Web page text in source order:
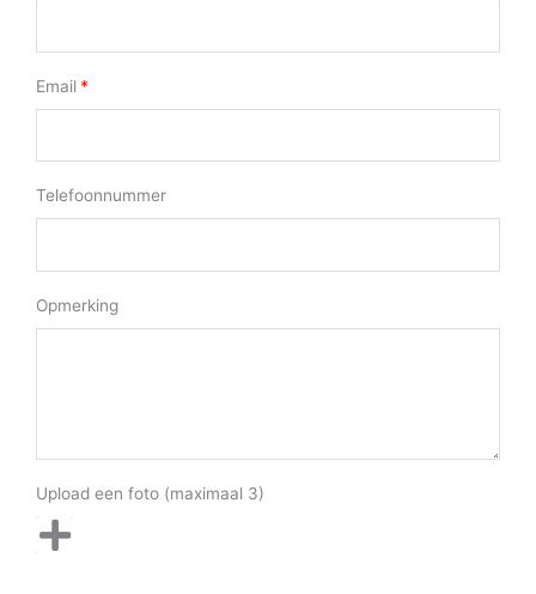
Email
Telefoonnummer
Opmerking
Upload een foto (maximaal 3)